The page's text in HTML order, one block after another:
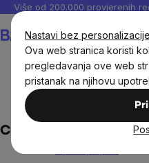
Nastavi bez personalizacije
Ova web stranica koristi
pregledavanja ove web
pristanak na njihovu
Preskoči
sadržaj
Više od 200.000 provjerenih
Dječja
Caltha - Dječji šampon